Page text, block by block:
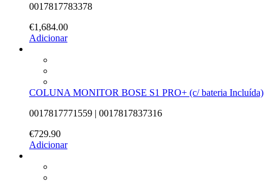
0017817783378
€1,684.00
Adicionar
COLUNA MONITOR BOSE S1 PRO+ (c/ bateria Incluída)
0017817771559 | 0017817837316
€729.90
Adicionar